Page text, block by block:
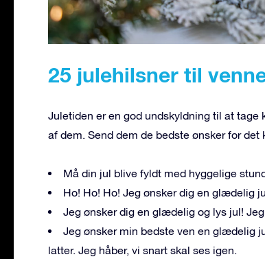
25 julehilsner til
Juletiden er en god undskyldning til at
af dem. Send dem de bedste ønsker for
Må din jul blive fyldt med hyggelige
Ho! Ho! Ho! Jeg ønsker dig en glædelig
Jeg ønsker dig en glædelig og lys jul!
Jeg ønsker min bedste ven en glædelig
latter. Jeg håber, vi snart skal ses igen.